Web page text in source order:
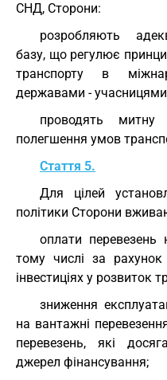
СНД, Сторони:
розробляють
базу, що регулює
транспорту в
державами -
проводять митну
полегшення умов
Стаття 5.
Для цілей
політики Сторони
оплати перевезень
тому числі за рахунок
інвестиціях у розвиток
зниження
на вантажні
перевезень, які
джерел фінансування;